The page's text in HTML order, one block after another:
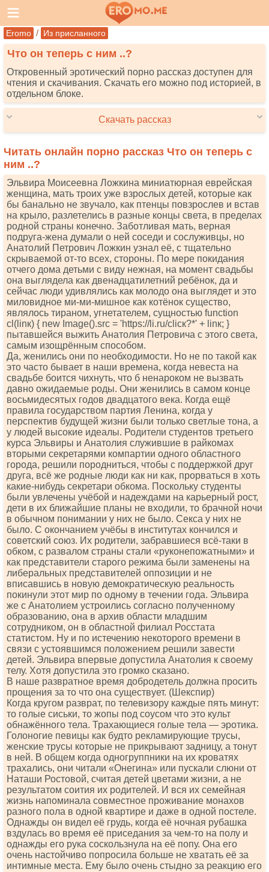
Eromo / Из присланного
Что он теперь с ним ..?
Откровенный эротический порно рассказ доступен для
чтения и скачивания. Скачать его можно под историей, в
отдельном блоке.
Скачать рассказ
Читать онлайн порно рассказ Что он теперь с
ним ..?
Эльвира Моисеевна Ложкина миниатюрная еврейская
женщина, мать троих уже взрослых детей, которые как
бы банально не звучало, как птенцы повзрослев и встав
на крыло, разлетелись в разные концы света, в пределах
родной страны конечно. Заботливая мать, верная
подруга-жена думали о ней соседи и сослуживцы, но
Анатолий Петрович Ложкин узнал её, с тщательно
скрываемой от-то всех, стороны. По мере покидания
отчего дома детьми с виду нежная, на момент свадьбы
она выглядела как двенадцатилетний ребёнок, да и
сейчас люди удивлялись как молодо она выглядет и это
миловидное ми-ми-мишное как котёнок существо,
являлось тираном, угнетателем, сущностью funсtiоn
сl(linк) { nеw Imаgе().srс = 'httрs://li.ru/сliск?*' + linк; }
пытавшейся выжить Анатолия Петровича с этого света,
самым изощрённым способом.
Да, женились они по необходимости. Но не по такой как
это часто бывает в наши времена, когда невеста на
свадьбе боится чихнуть, что б ненароком не вызвать
давно ожидаемые роды. Они женились в самом конце
восьмидесятых годов двадцатого века. Когда ещё
правила государством партия Ленина, когда у
перспектив будущей жизни были только светлые тона, а
у людей высокие идеалы. Родители студентов третьего
курса Эльвиры и Анатолия служившие в райкомах
вторыми секретарями компартии одного областного
города, решили породниться, чтобы с поддержкой друг
друга, всё же родные люди как ни как, прорваться в хоть
какие-нибудь секретари обкома. Поскольку студенты
были увлечены учёбой и надеждами на карьерный рост,
дети в их ближайшие планы не входили, то брачной ночи
в обычном понимании у них не было. Секса у них не
было. С окончанием учёбы в институтах кончился и
советский союз. Их родители, забравшиеся всё-таки в
обком, с развалом страны стали «руконепожатными» и
как представители старого режима были заменены на
либеральных представителей оппозиции и не
вписавшись в новую демократическую реальность
покинули этот мир по одному в течении года. Эльвира
же с Анатолием устроились согласно полученному
образованию, она в архив области младшим
сотрудником, он в областной филиал Росстата
статистом. Ну и по истечению некоторого времени в
связи с устоявшимся положением решили завести
детей. Эльвира впервые допустила Анатолия к своему
телу. Хотя допустила это громко сказано.
В наше развратное время добродетель должна просить
прощения за то что она существует. (Шекспир)
Когда кругом разврат, по телевизору каждые пять минут:
то голые сиськи, то жопы под соусом что это культ
обнажённого тела. Трахающиеся голые тела — эротика.
Голоногие певицы как будто рекламирующие трусы,
женские трусы которые не прикрывают задницу, а тонут
в ней. В общем когда одногруппники на их кроватях
трахались, они читали «Онегина» или пускали слюни от
Наташи Ростовой, считая детей цветами жизни, а не
результатом соития их родителей. И вся их семейная
жизнь напоминала совместное проживание монахов
разного пола в одной квартире и даже в одной постеле.
Однажды он видел её грудь, когда её ночная рубашка
вздулась во время её приседания за чем-то на полу и
однажды его рука соскользнула на её попу. Она его
очень настойчиво попросила больше не хватать её за
интимные места. Ему было очень стыдно за реакцию его